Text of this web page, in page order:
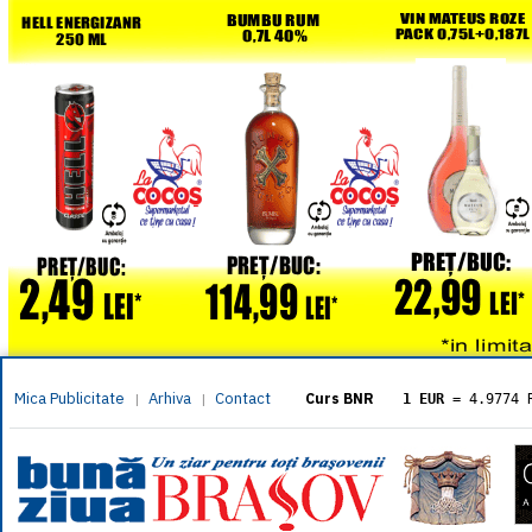
Mica Publicitate | Arhiva | Contact Curs BNR 1 EUR = 4.9774
= 5.8304
1 XAU= 464.4611
1 AED= 1.1933
1 AUD= 2.7957
1 BGN= 2.5449